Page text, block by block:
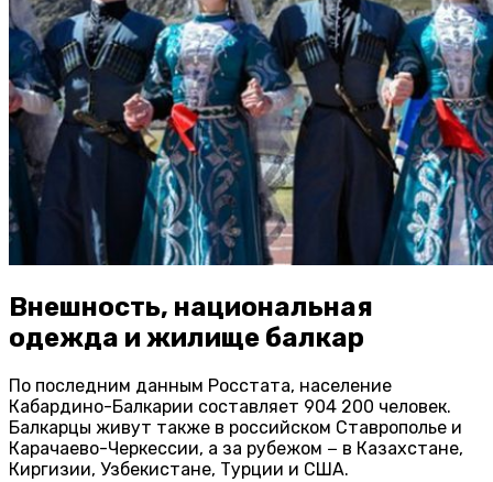
Внешность, национальная
одежда и жилище балкар
По последним данным Росстата, население
Кабардино-Балкарии составляет 904 200 человек.
Балкарцы живут также в российском Ставрополье и
Карачаево-Черкессии, а за рубежом − в Казахстане,
Киргизии, Узбекистане, Турции и США.